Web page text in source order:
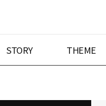
STORY THEME